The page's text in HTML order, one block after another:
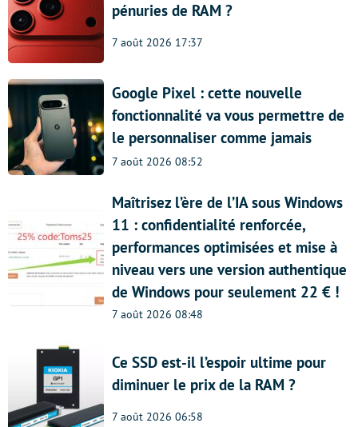
pénuries de RAM ?
7 août 2026 17:37
Google Pixel : cette nouvelle
fonctionnalité va vous permettre de
le personnaliser comme jamais
7 août 2026 08:52
Maîtrisez l’ère de l’IA sous Windows
11 : confidentialité renforcée,
performances optimisées et mise à
niveau vers une version authentique
de Windows pour seulement 22 € !
7 août 2026 08:48
Ce SSD est-il l’espoir ultime pour
diminuer le prix de la RAM ?
7 août 2026 06:58